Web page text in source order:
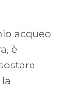
acqueo
è